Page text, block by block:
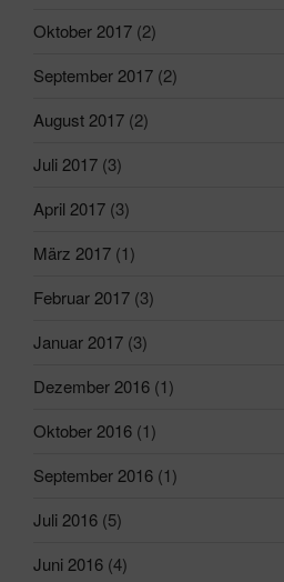
Oktober 2017 (2)
September 2017 (2)
August 2017 (2)
Juli 2017 (3)
April 2017 (3)
März 2017 (1)
Februar 2017 (3)
Januar 2017 (3)
Dezember 2016 (1)
Oktober 2016 (1)
September 2016 (1)
Juli 2016 (5)
Juni 2016 (4)